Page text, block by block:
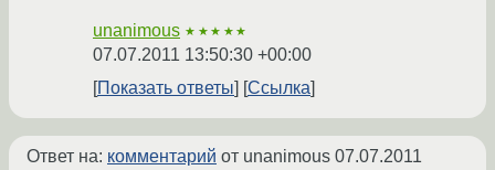
unanimous ★★★★★
07.07.2011 13:50:30 +00:00
Показать ответы
Ссылка
Ответ на: комментарий от unanimous 07.07.2011